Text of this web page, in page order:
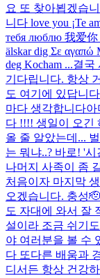
요 또 찾아뵙겠습
니다 love you ¡Te
тебя люблю 我爱你
älskar dig Σε αγαπώ
deg Kocham ...결국
기다립니다. 항상
도 여기에 있답니
마다 생각합니다아
다 !!!! 생일이 오긴
올 줄 알았는데...
는 뭐냐..? 바로! '
나머지 사족이 좀
처음이자 마지막
오겠습니다. 충성🫡
도 자대에 와서 잘
설이라 조금 쉬기
야 여러분을 볼 수
다 또다른 배움과
디서든 항상 건강